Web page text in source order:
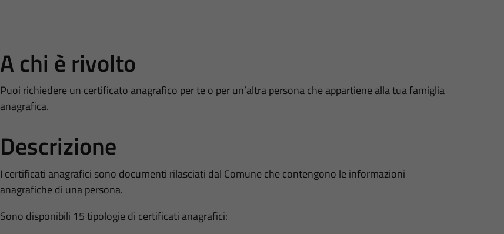
A chi è rivolto
Puoi richiedere un certificato anagrafico per te o per un’altra persona che appartiene alla tua famiglia
anagrafica.
Descrizione
I certificati anagrafici sono documenti rilasciati dal Comune che contengono le informazioni
anagrafiche di una persona.
Sono disponibili 15 tipologie di certificati anagrafici: